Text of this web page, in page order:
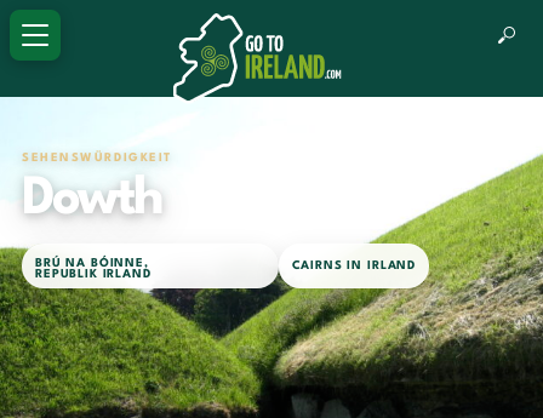
SEHENSWÜRDIGKEIT
Dowth
BRÚ NA BÓINNE ,
REPUBLIK IRLAND
CAIRNS IN IRLAND